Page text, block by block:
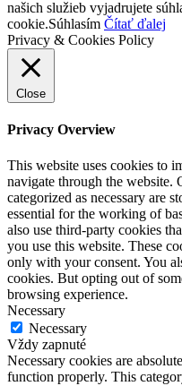
našich služieb vyjadrujete
cookie.Súhlasím Čítať ďalej
Privacy & Cookies Policy
Close
Privacy Overview
This website uses cookies to
navigate through the website.
categorized as necessary are
essential for the working of
also use third-party cookies
you use this website. These
only with your consent. You
cookies. But opting out of
browsing experience.
Necessary
Necessary
Vždy zapnuté
Necessary cookies are
function properly. This